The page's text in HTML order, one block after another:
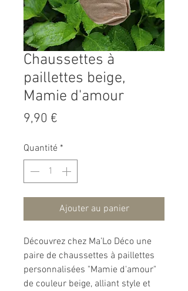
Chaussettes à
paillettes beige,
Mamie d'amour
9,90 €
Quantité *
Ajouter au panier
Découvrez chez Ma’Lo Déco une
paire de chaussettes à paillettes
personnalisées "Mamie d'amour"
de couleur beige, alliant style et